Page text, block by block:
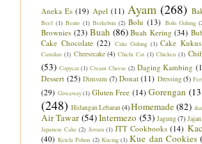
Aneka Es (19) Apel (11) Ayam (268)
Beef (1) Bento (1) Berkebun (2) Bolu (13) Bolu Gulung
Brownies (23) Buah (86) Buah Kering (34)
Cake Chocolate (22) Cake Gulung (1) Cake Kukus
Camilan (1) Cheesecake (4) Chichi Cat (1) Chicken (1)
(53) Copycat (1) Cream Cheese (2) Daging Kambing
Dessert (25) Dimsum (7) Donat (11) Dressing (5)
(29) Giveaway (1) Gluten Free (14) Gorengan
(248) Hidangan Lebaran(4)Homemade(82)
Air Tawar (54)Intermezo (53) Jagung(7)
Japanese Cake (2) Jeroan (1) JTT Cookbooks (14)
(40) Ketela Pohon (2) Kucing (1) Kue dan Cookies